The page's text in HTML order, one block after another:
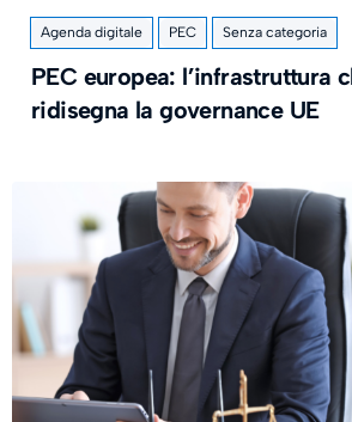
Agenda digitale PEC Senza categoria
PEC europea: l’infrastruttura
ridisegna la governance UE